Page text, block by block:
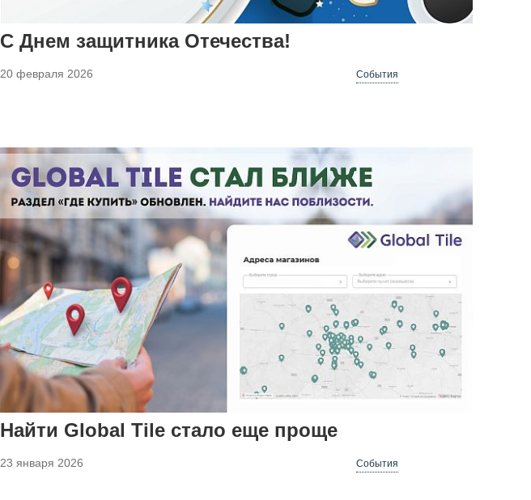
С Днем защитника Отечества!
20 февраля 2026 События
Найти Global Tile стало еще проще
23 января 2026 События